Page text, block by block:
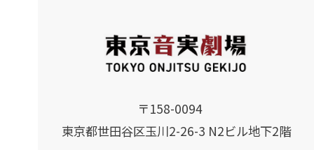
〒158-0094
東京都世田谷区玉川2-26-3 N2ビル地下2階